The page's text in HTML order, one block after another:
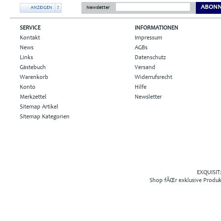
ANZEIGEN ? Newsletter
SERVICE
Kontakt
News
Links
Gästebuch
Warenkorb
Konto
Merkzettel
Sitemap Artikel
Sitemap Kategorien
INFORMATIONEN
Impressum
AGBs
Datenschutz
Versand
Widerrufsrecht
Hilfe
Newsletter
Shop fÃŒr exklusive